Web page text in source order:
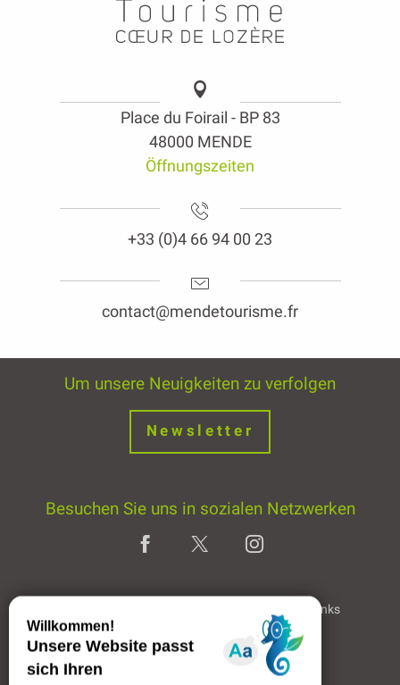
Place du Foirail - BP 83
48000 MENDE
Öffnungszeiten
+33 (0)4 66 94 00 23
contact@mendetourisme.fr
Um unsere Neuigkeiten zu verfolgen
Newsletter
Besuchen Sie uns in sozialen Netzwerken
Partner & Links
Professioneller Bereich